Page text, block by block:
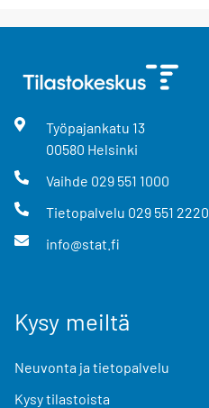
Työpajankatu 13
00580 Helsinki
Vaihde 029 551 1000
Tietopalvelu 029 551 2220
info@stat.fi
Kysy meiltä
Neuvonta ja tietopalvelu
Kysy tilastoista